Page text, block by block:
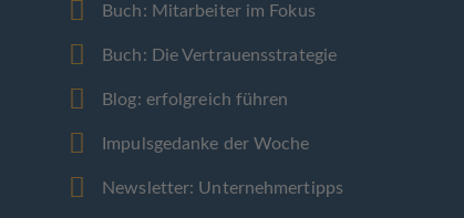
Buch: Mitarbeiter im Fokus
Buch: Die Vertrauensstrategie
Blog: erfolgreich führen
Impulsgedanke der Woche
Newsletter: Unternehmertipps